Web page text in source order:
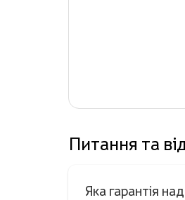
Питання та
Яка гарантія